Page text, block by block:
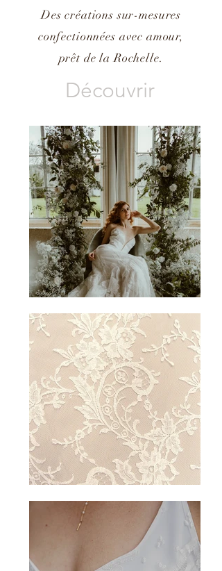
Des créations sur-mesures
confectionnées avec amour,
prêt de la Rochelle.
Découvrir